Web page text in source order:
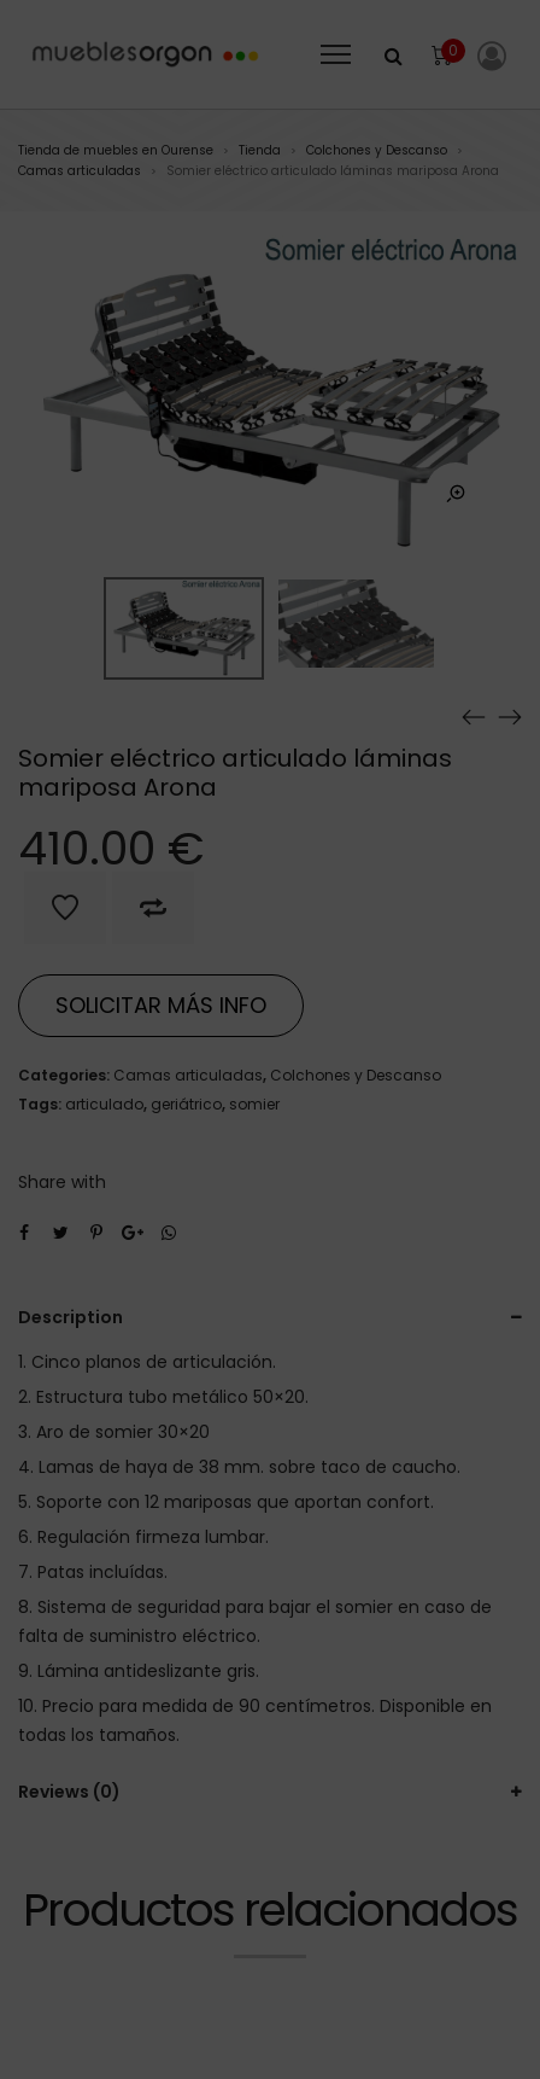
0
Tienda de muebles en Ourense > Tienda > Colchones y Descanso >
Camas articuladas > Somier eléctrico articulado láminas mariposa Arona
Somier eléctrico articulado láminas
mariposa Arona
410.00 €
SOLICITAR MÁS INFO
Categories: Camas articuladas, Colchones y Descanso
Tags: articulado, geriátrico, somier
Share with
Description
Cinco planos de articulación.
Estructura tubo metálico 50×20.
Aro de somier 30×20
Lamas de haya de 38 mm. sobre taco de caucho.
Soporte con 12 mariposas que aportan confort.
Regulación firmeza lumbar.
Patas incluídas.
Sistema de seguridad para bajar el somier en caso de
falta de suministro eléctrico.
Lámina antideslizante gris.
Precio para medida de 90 centímetros. Disponible en
todas los tamaños.
Reviews (0)
Productos relacionados